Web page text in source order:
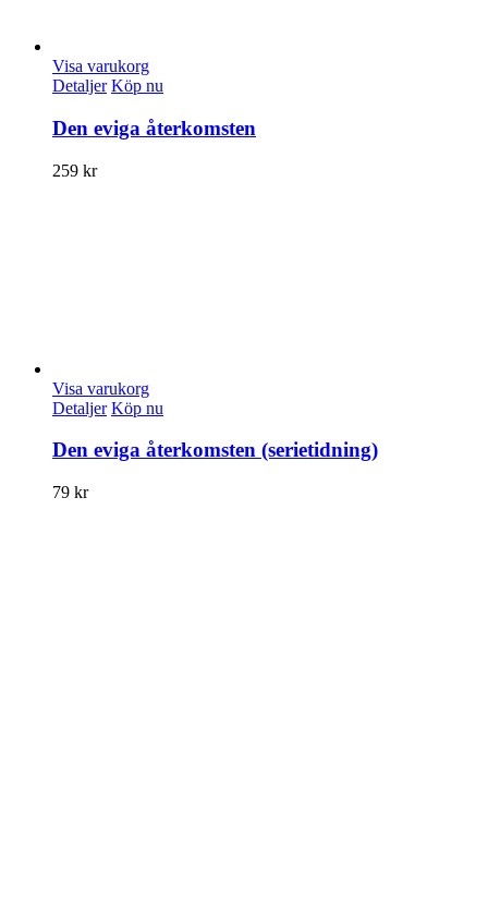
Visa varukorg
Detaljer Köp nu
Den eviga återkomsten
259 kr
Visa varukorg
Detaljer Köp nu
Den eviga återkomsten (serietidning)
79 kr